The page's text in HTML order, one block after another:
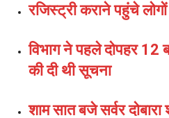
रजिस्ट्री कराने पहुंचे
विभाग ने पहले दोपहर 12
की दी थी सूचना
शाम सात बजे सर्वर